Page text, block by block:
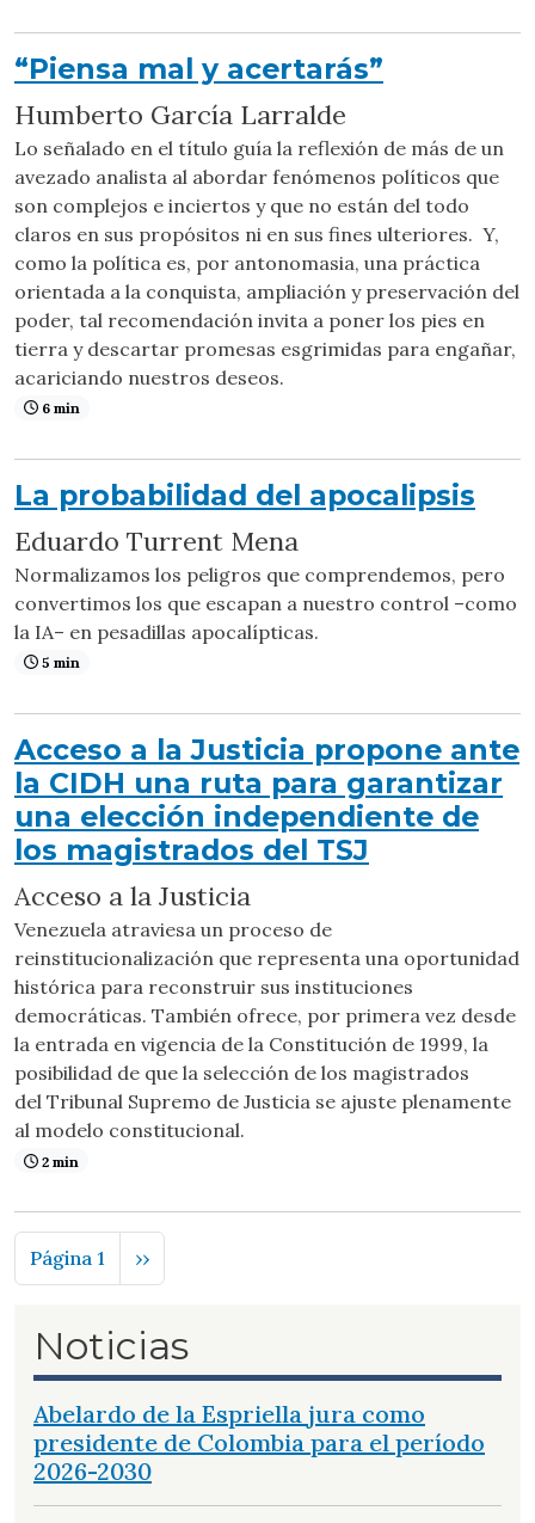
“Piensa mal y acertarás”
Humberto García Larralde
Lo señalado en el título guía la reflexión de más de un
avezado analista al abordar fenómenos políticos que
son complejos e inciertos y que no están del todo
claros en sus propósitos ni en sus fines ulteriores. Y,
como la política es, por antonomasia, una práctica
orientada a la conquista, ampliación y preservación del
poder, tal recomendación invita a poner los pies en
tierra y descartar promesas esgrimidas para engañar,
acariciando nuestros deseos.
6 min
La probabilidad del apocalipsis
Eduardo Turrent Mena
Normalizamos los peligros que comprendemos, pero
convertimos los que escapan a nuestro control –como
la IA– en pesadillas apocalípticas.
5 min
Acceso a la Justicia propone ante
la CIDH una ruta para garantizar
una elección independiente de
los magistrados del TSJ
Acceso a la Justicia
Venezuela atraviesa un proceso de
reinstitucionalización que representa una oportunidad
histórica para reconstruir sus instituciones
democráticas. También ofrece, por primera vez desde
la entrada en vigencia de la Constitución de 1999, la
posibilidad de que la selección de los magistrados
del Tribunal Supremo de Justicia se ajuste plenamente
al modelo constitucional.
2 min
Paginación
Página 1 Siguiente página
››
Noticias
Abelardo de la Espriella jura como
presidente de Colombia para el período
2026-2030